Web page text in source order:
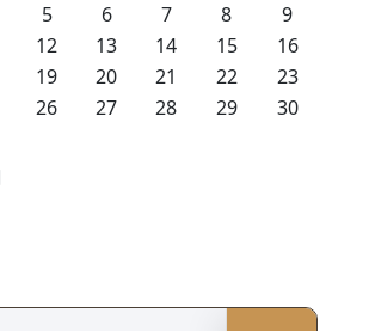
5 6 7 8
9
12 13 14 15
16
19 20 21 22
23
26 27 28 29
30